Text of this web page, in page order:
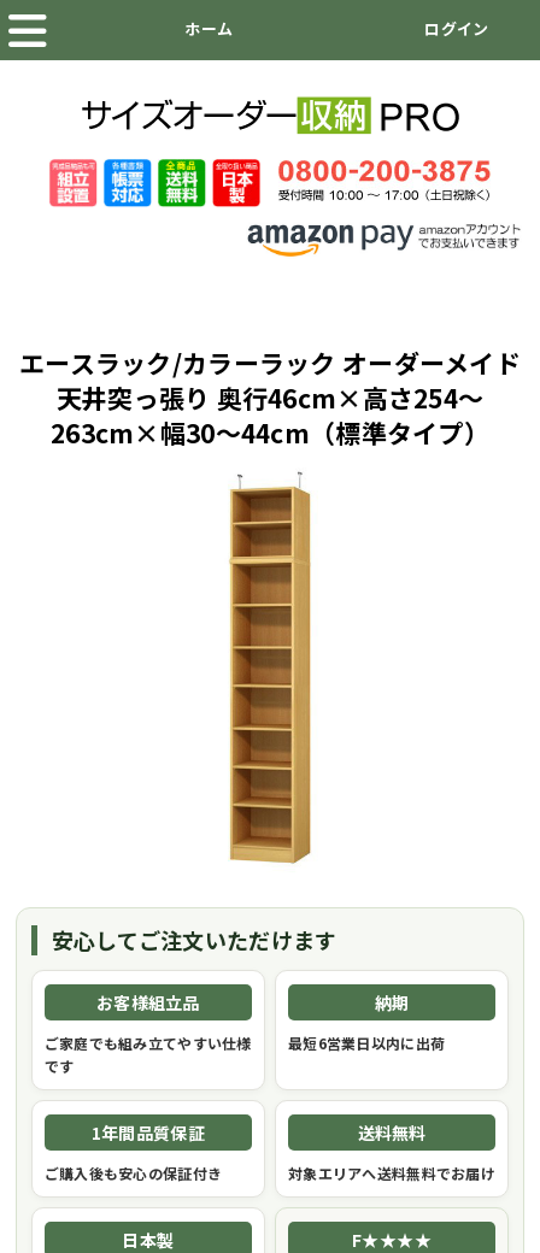
エースラック/カラーラック オーダーメイド
天井突っ張り 奥行46cm×高さ254～
263cm×幅30～44cm（標準タイプ）
安心してご注文いただけます
お客様組立品
ご家庭でも組み立てやすい仕様
です
納期
最短6営業日以内に出荷
1年間品質保証
ご購入後も安心の保証付き
送料無料
対象エリアへ送料無料でお届け
日本製 F★★★★